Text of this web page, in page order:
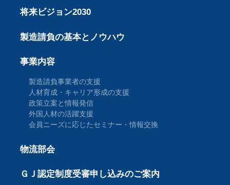
将来ビジョン2030
製造請負の基本とノウハウ
事業内容
製造請負事業者の支援
人材育成・キャリア形成の支援
政策立案と情報発信
外国人材の活躍支援
会員ニーズに応じたセミナー・情報交換
物流部会
ＧＪ認定制度受審申し込みのご案内